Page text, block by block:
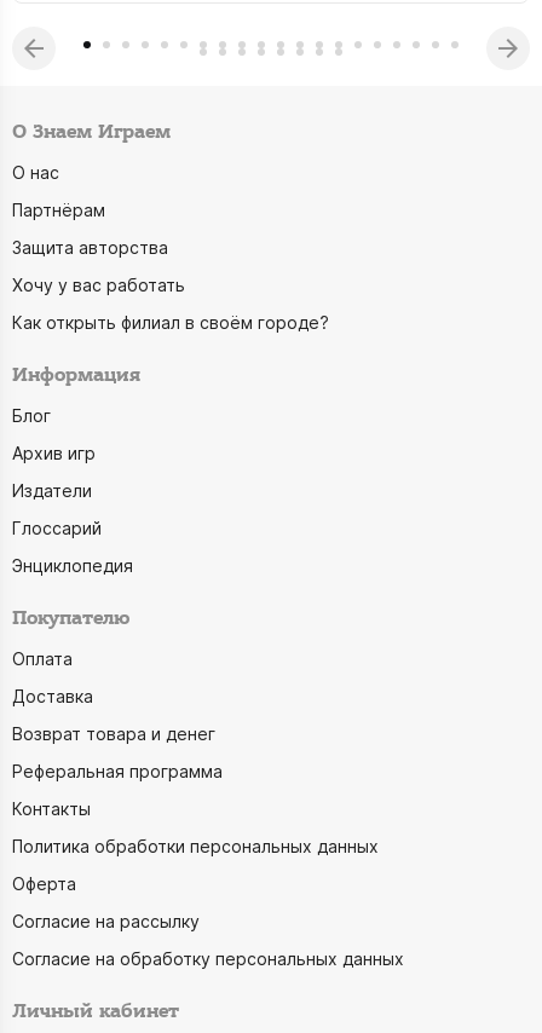
О Знаем Играем
О нас
Партнёрам
Защита авторства
Хочу у вас работать
Как открыть филиал в своём городе?
Информация
Блог
Архив игр
Издатели
Глоссарий
Энциклопедия
Покупателю
Оплата
Доставка
Возврат товара и денег
Реферальная программа
Контакты
Политика обработки персональных данных
Оферта
Согласие на рассылку
Согласие на обработку персональных данных
Личный кабинет